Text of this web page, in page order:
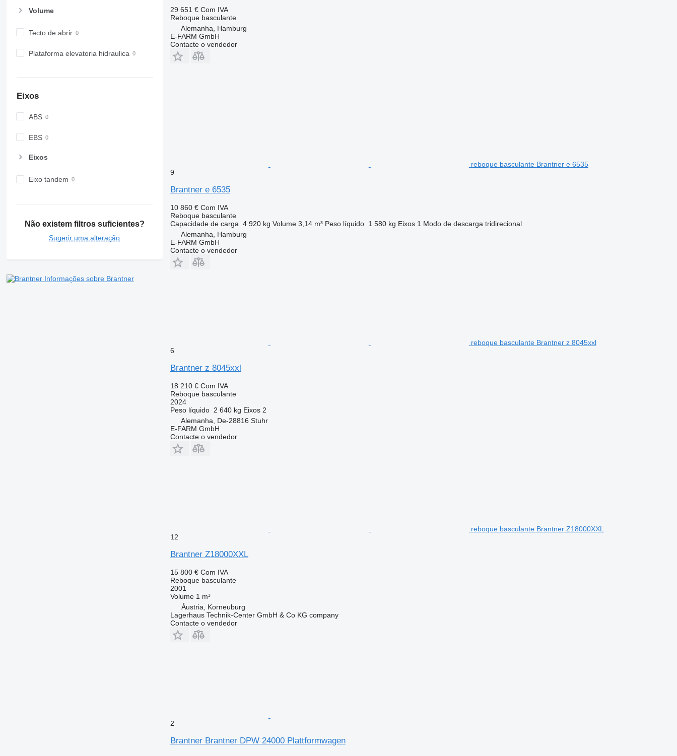
Volume
Tecto de abrir
Plataforma elevatoria hidraulica
Eixos
ABS
EBS
Eixos
Eixo tandem
Não existem filtros suficientes?
Sugerir uma alteração
Informações sobre Brantner
29 651 € Com IVA
Reboque basculante
Alemanha, Hamburg
E-FARM GmbH
Contacte o vendedor
reboque basculante Brantner e 6535
9
Brantner e 6535
10 860 € Com IVA
Reboque basculante
Capacidade de carga 4 920 kg Volume 3,14 m³ Peso líquido 1 580 kg Eixos 1 Modo de descarga tridirecional
Alemanha, Hamburg
E-FARM GmbH
Contacte o vendedor
reboque basculante Brantner z 8045xxl
6
Brantner z 8045xxl
18 210 € Com IVA
Reboque basculante
2024
Peso líquido 2 640 kg Eixos 2
Alemanha, De-28816 Stuhr
E-FARM GmbH
Contacte o vendedor
reboque basculante Brantner Z18000XXL
12
Brantner Z18000XXL
15 800 € Com IVA
Reboque basculante
2001
Volume 1 m³
Áustria, Korneuburg
Lagerhaus Technik-Center GmbH & Co KG company
Contacte o vendedor
2
Brantner Brantner DPW 24000 Plattformwagen